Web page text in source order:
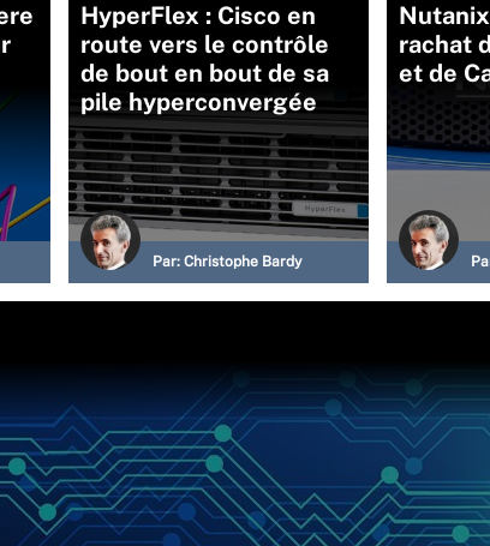
HyperFlex : Cisco en
route vers le contrôle
de bout en bout de sa
pile hyperconvergée
Par: Christophe Bardy
rachat
et de